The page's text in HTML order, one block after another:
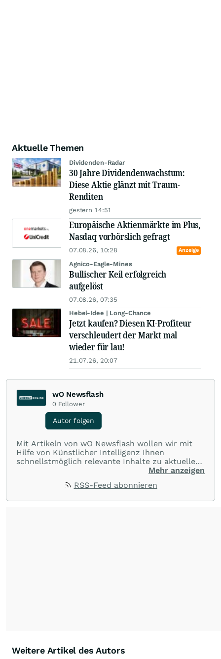
Aktuelle Themen
Dividenden-Radar
30 Jahre Dividendenwachstum:
Diese Aktie glänzt mit Traum-
Renditen
gestern 14:51
Europäische Aktienmärkte im Plus,
Nasdaq vorbörslich gefragt
07.08.26, 10:28 Anzeige
Agnico-Eagle-Mines
Bullischer Keil erfolgreich
aufgelöst
07.08.26, 07:35
Hebel-Idee | Long-Chance
Jetzt kaufen? Diesen KI-Profiteur
verschleudert der Markt mal
wieder für lau!
21.07.26, 20:07
wO Newsflash
0 Follower
Autor folgen
Mit Artikeln von wO Newsflash wollen wir mit
Hilfe von Künstlicher Intelligenz Ihnen
schnellstmöglich relevante Inhalte zu aktuellen
Ereignissen rund um Börse, Finanzmärkte aus
Mehr anzeigen
RSS-Feed abonnieren
Weitere Artikel des Autors